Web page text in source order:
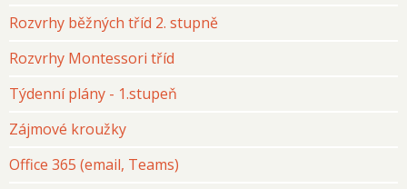
Rozvrhy běžných tříd 2. stupně
Rozvrhy Montessori tříd
Týdenní plány - 1.stupeň
Zájmové kroužky
Office 365 (email, Teams)